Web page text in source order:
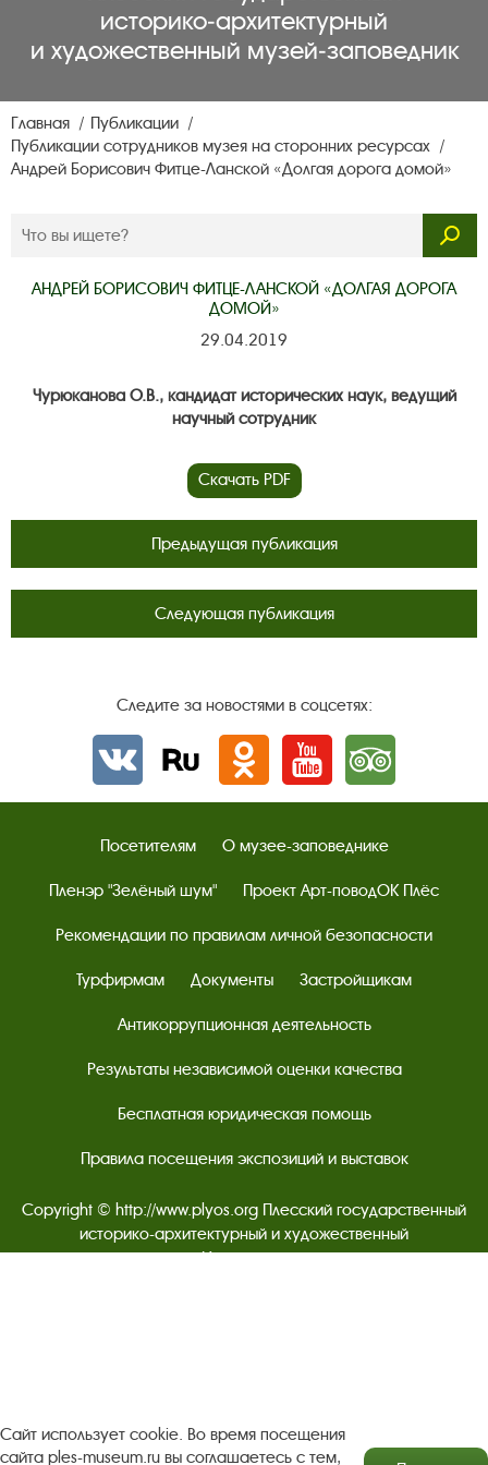
историко‑архитектурный
и художественный музей‑заповедник
Главная
Публикации
Публикации сотрудников музея на сторонних ресурсах
Андрей Борисович Фитце-Ланской «Долгая дорога домой»
АНДРЕЙ БОРИСОВИЧ ФИТЦЕ-ЛАНСКОЙ «ДОЛГАЯ ДОРОГА
ДОМОЙ»
29.04.2019
Чурюканова О.В., кандидат исторических наук, ведущий
научный сотрудник
Скачать PDF
Предыдущая публикация
Следующая публикация
Следите за новостями в соцсетях:
Вконтактеrutube Одноклассники
YouTube Трипадвизор
Посетителям О музее-заповеднике
Пленэр "Зелёный шум" Проект Арт-поводОК Плёс
Рекомендации по правилам личной безопасности
Турфирмам Документы Застройщикам
Антикоррупционная деятельность
Результаты независимой оценки качества
Бесплатная юридическая помощь
Правила посещения экспозиций и выставок
Copyright © http://www.plyos.org Плесский государственный
историко-архитектурный и художественный
музей‑заповедник. Использование и копирование
Политика конфиденциальности
Сайт использует cookie. Во время посещения
сайта ples-museum.ru вы соглашаетесь с тем,